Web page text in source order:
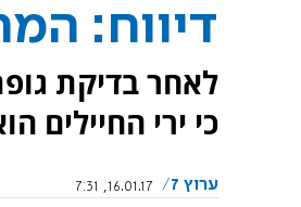
דיווח:
לאחר בדיקת
כי ירי החיילים
ערוץ 7
16.01.17, 7:31